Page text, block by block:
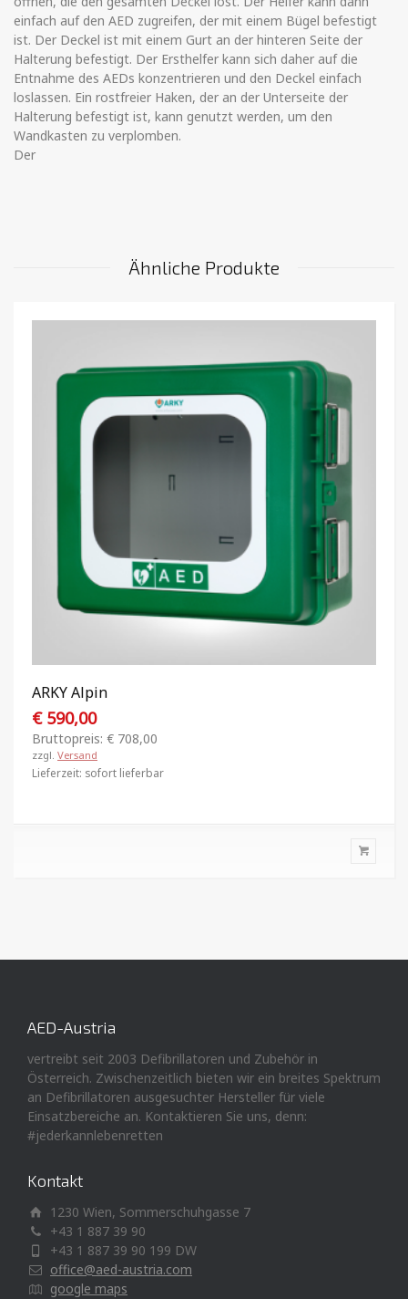
einfach auf den AED zugreifen, der mit einem Bügel befestigt
ist. Der Deckel ist mit einem Gurt an der hinteren Seite der
Halterung befestigt. Der Ersthelfer kann sich daher auf die
Entnahme des AEDs konzentrieren und den Deckel einfach
loslassen. Ein rostfreier Haken, der an der Unterseite der
Halterung befestigt ist, kann genutzt werden, um den
Wandkasten zu verplomben.
Der
Ähnliche Produkte
ARKY Alpin
€590,00
Bruttopreis: € 708,00
zzgl. Versand
Lieferzeit: sofort lieferbar
AED-Austria
vertreibt seit 2003 Defibrillatoren und Zubehör in
Österreich. Zwischenzeitlich bieten wir ein breites Spektrum
an Defibrillatoren ausgesuchter Hersteller für viele
Einsatzbereiche an. Kontaktieren Sie uns, denn:
#jederkannlebenretten
Kontakt
1230 Wien, Sommerschuhgasse 7
+43 1 887 39 90
+43 1 887 39 90 199 DW
office@aed-austria.com
google maps